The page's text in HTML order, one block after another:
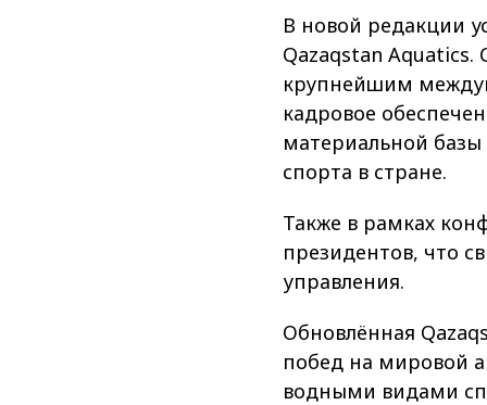
В новой редакции
Qazaqstan
крупнейшим
кадровое
материальной
спорта в стране.
Также в рамках
президентов, что
управления.
Обновлённая
побед на мировой
водными видами